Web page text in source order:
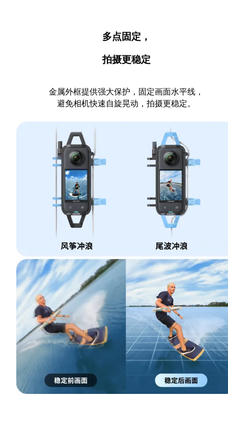
多点固定，
拍摄更稳定
金属外框提供强大保护，固定画面水平线，
避免相机快速自旋晃动，拍摄更稳定。